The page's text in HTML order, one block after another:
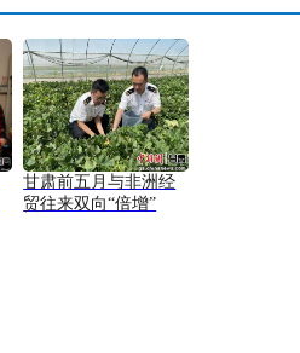
甘肃前五月与非洲经
贸往来双向“倍增”